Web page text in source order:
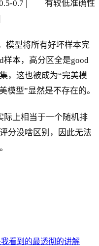
0.7 | 有较低准确性
型将所有好坏样本完
样本，高分区全是good
，这也被成为“完美模
模型”显然是不存在的。
上相当于一个随机排
分没啥区别，因此无法
看到的最透彻的讲解